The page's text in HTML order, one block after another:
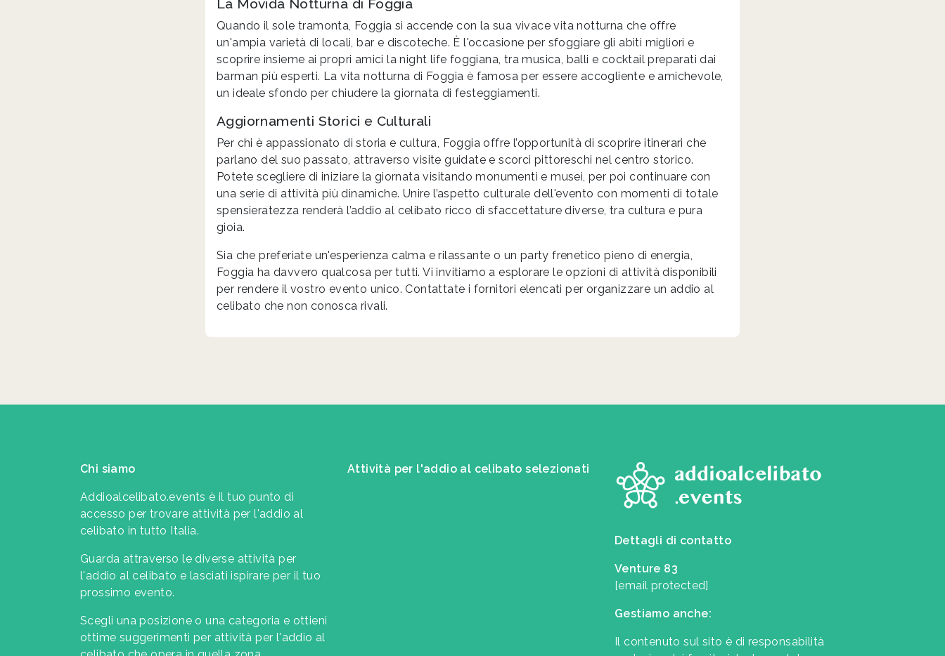
La Movida Notturna di Foggia
Quando il sole tramonta, Foggia si accende con la sua vivace vita notturna che offre
un'ampia varietà di locali, bar e discoteche. È l'occasione per sfoggiare gli abiti migliori e
scoprire insieme ai propri amici la night life foggiana, tra musica, balli e cocktail preparati dai
barman più esperti. La vita notturna di Foggia è famosa per essere accogliente e amichevole,
un ideale sfondo per chiudere la giornata di festeggiamenti.
Aggiornamenti Storici e Culturali
Per chi è appassionato di storia e cultura, Foggia offre l’opportunità di scoprire itinerari che
parlano del suo passato, attraverso visite guidate e scorci pittoreschi nel centro storico.
Potete scegliere di iniziare la giornata visitando monumenti e musei, per poi continuare con
una serie di attività più dinamiche. Unire l’aspetto culturale dell'evento con momenti di totale
spensieratezza renderà l’addio al celibato ricco di sfaccettature diverse, tra cultura e pura
gioia.
Sia che preferiate un'esperienza calma e rilassante o un party frenetico pieno di energia,
Foggia ha davvero qualcosa per tutti. Vi invitiamo a esplorare le opzioni di attività disponibili
per rendere il vostro evento unico. Contattate i fornitori elencati per organizzare un addio al
celibato che non conosca rivali.
Chi siamo
Addioalcelibato.events è il tuo punto di
accesso per trovare attività per l'addio al
celibato in tutto Italia.
Guarda attraverso le diverse attività per
l'addio al celibato e lasciati ispirare per il tuo
prossimo evento.
Scegli una posizione o una categoria e ottieni
ottime suggerimenti per attività per l'addio al
Attività per l'addio al celibato selezionati
Dettagli di contatto
Venture 83
[email protected]
Gestiamo anche:
Il contenuto sul sito è di responsabilità